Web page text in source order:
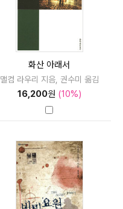
화산 아래서
맬컴 라우리 지음, 권수미 옮김
16,200원 (10%)